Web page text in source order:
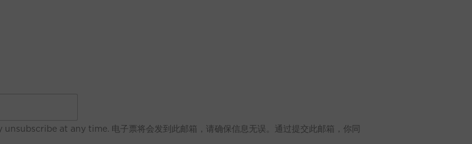
at any time. 电子票将会发到此邮箱，请确保信息无误。通过提交此邮箱，你同